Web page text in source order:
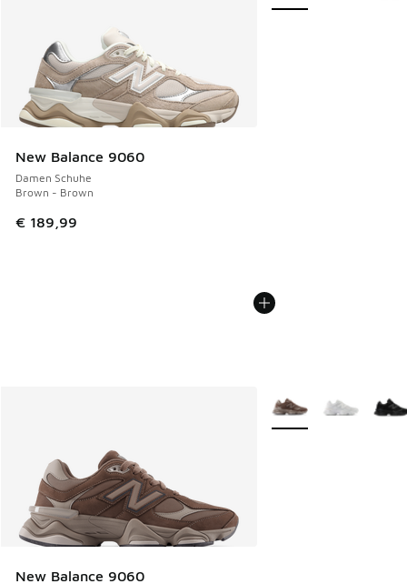
New Balance 9060
Damen Schuhe
Brown - Brown
€ 189,99
New Balance 9060
Weitere Farben